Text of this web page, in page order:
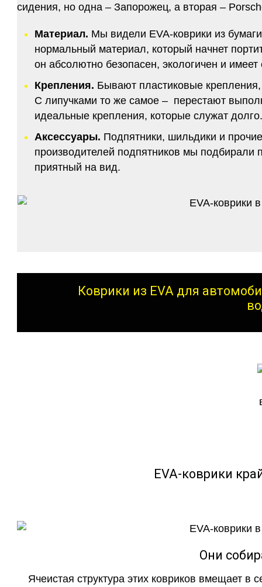
сидения, но одна – Запорожец, а вторая –
Материал. Мы видели EVA-коврики из
нормальный материал, который начнет
он абсолютно безопасен, экологичен и
Крепления. Бывают пластиковые
С липучками то же самое – перестают
идеальные крепления, которые служат
Аксессуары. Подпятники, шильдики и
производителей подпятников мы подбирали
приятный на вид.
Коврики из EVA для
EVA-коврики
Они
Ячеистая структура этих ковриков вмещает в